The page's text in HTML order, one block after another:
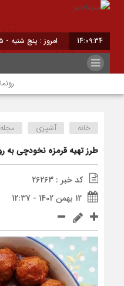
14:09:34 امروز : پنج شنبه - ۱۵ مرداد - ۱۴۰۵
خانه آشپزی
طرز تهیه قرمزه نخودچی به
کد خبر : 26263
12 بهمن 1402 - 12:37